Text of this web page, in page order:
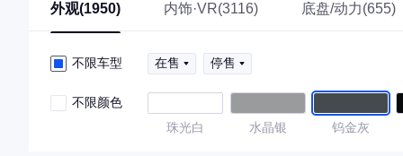
外观(1950) 内饰·VR(3116) 底盘/动力(655)
不限车型 在售 停售
不限颜色
珠光白
水晶银 钨金灰